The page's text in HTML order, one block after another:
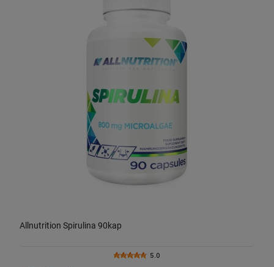
Allnutrition Spirulina 90kap
5.0